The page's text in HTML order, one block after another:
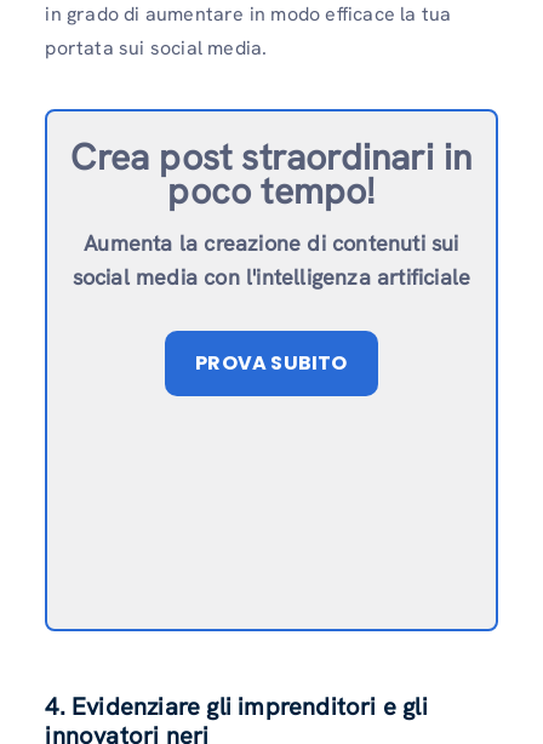
in grado di aumentare in modo efficace la tua
portata sui social media.
Crea post straordinari in
poco tempo!
Aumenta la creazione di contenuti sui
social media con l'intelligenza artificiale
PROVA SUBITO
4. Evidenziare gli imprenditori e gli
innovatori neri